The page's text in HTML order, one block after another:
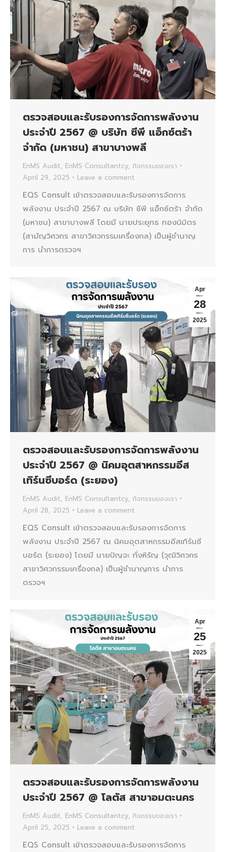
ตรวจสอบและรับรองการจัดการพลังงาน
ประจำปี 2567 @ บริษัท ซีพี แอ็กซ์ตร้า
จำกัด (มหาชน) สาขาบางพลี
EnMS Audit, EnMS Consultantcy, กิจกรรมของเรา
April 29, 2025
Leave a comment
EQS Consult เข้าตรวจสอบและรับรองการจัดการ
พลังงาน ประจำปี 2567 ณ บริษัท ซีพี แอ็กซ์ตร้า จำกัด
(มหาชน) สาขาบางพลี โดยมี นายประยุทธ ทองนิมิตร
(สามัญวิศวกร สาขาวิศวกรรมเครื่องกล) เป็นผู้ชำนาญ
การ นำการตรวจฯ
Apr
28
2025
ตรวจสอบและรับรองการจัดการพลังงาน
ประจำปี 2567 @ นิคมอุตสาหกรรมอีส
เทิร์นซีบอร์ด (ระยอง)
EnMS Audit, EnMS Consultantcy, กิจกรรมของเรา
April 28, 2025
Leave a comment
EQS Consult เข้าตรวจสอบและรับรองการจัดการ
พลังงาน ประจำปี 2567 ณ นิคมอุตสาหกรรมอีสเทิร์นซี
บอร์ด (ระยอง) โดยมี นายปัญจะ ทั่งหิรัญ (วุฒิวิศวกร
สาขาวิศวกรรมเครื่องกล) เป็นผู้ชำนาญการ นำการ
ตรวจฯ
Apr
25
2025
ตรวจสอบและรับรองการจัดการพลังงาน
ประจำปี 2567 @ โลตัส สาขาอมตะนคร
EnMS Audit, EnMS Consultantcy, กิจกรรมของเรา
April 25, 2025
Leave a comment
EQS Consult เข้าตรวจสอบและรับรองการจัดการ